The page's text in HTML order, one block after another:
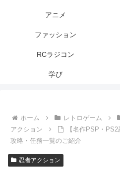
アニメ
ファッション
RCラジコン
学び
ホーム レトロゲーム
アクション
【名作PSP・
攻略・任務一覧のご紹介
忍者アクション